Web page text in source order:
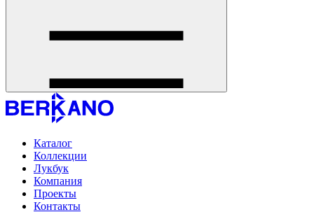
Каталог
Коллекции
Лукбук
Компания
Проекты
Контакты